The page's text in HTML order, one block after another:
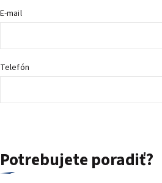
E-mail
Telefón
Potrebujete poradiť?